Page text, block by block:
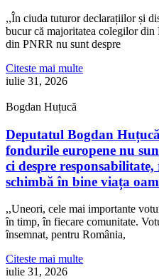
,,În ciuda tuturor declarațiilor și
bucur că majoritatea colegilor din
din PNRR nu sunt despre
Citeste mai multe
iulie 31, 2026
Bogdan Huțucă
Deputatul Bogdan
fondurile europene nu
ci despre
schimbă în bine viața
,,Uneori, cele mai importante
în timp, în fiecare comunitate.
însemnat, pentru România,
Citeste mai multe
iulie 31, 2026